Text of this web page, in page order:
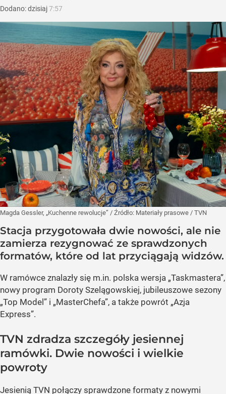
Dodano:dzisiaj7:57
Magda Gessler, „Kuchenne rewolucje” / Źródło: Materiały prasowe / TVN
Stacja przygotowała dwie nowości, ale nie
zamierza rezygnować ze sprawdzonych
formatów, które od lat przyciągają widzów.
W ramówce znalazły się m.in. polska wersja „Taskmastera”,
nowy program Doroty Szelągowskiej, jubileuszowe sezony
„Top Model” i „MasterChefa”, a także powrót „Azja
Express”.
TVN zdradza szczegóły jesiennej
ramówki. Dwie nowości i wielkie
powroty
Jesienią TVN połączy sprawdzone formaty z nowymi